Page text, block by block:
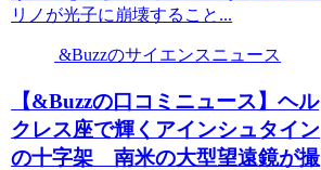
リノが光子に崩壊すること...
&Buzzのサイエンスニュース
【&Buzzの口コミニュース】ヘル
クレス座で輝くアインシュタイン
の十字架 南米の大型望遠鏡が撮